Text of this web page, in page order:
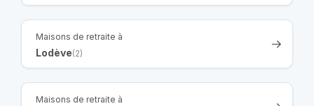
Maisons de retraite à
Lodève(2)
Maisons de retraite à